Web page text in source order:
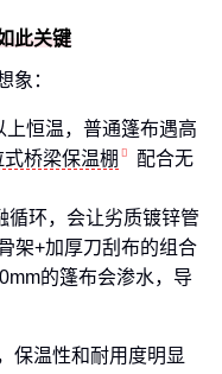
此关键
象：
恒温，普通篷布遇高
式桥梁保温棚
配合无
循环，会让劣质镀锌管
架+加厚刀刮布的组合
的篷布会渗水，导
保温性和耐用度明显